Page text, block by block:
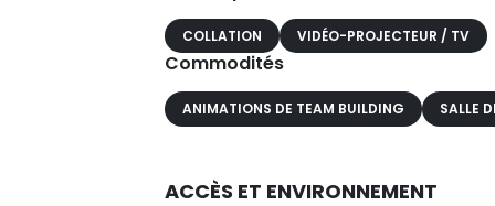
COLLATION VIDÉO-PROJECTEUR / TV
Commodités
ANIMATIONS DE TEAM BUILDING SALLE
ACCÈS ET ENVIRONNEMENT